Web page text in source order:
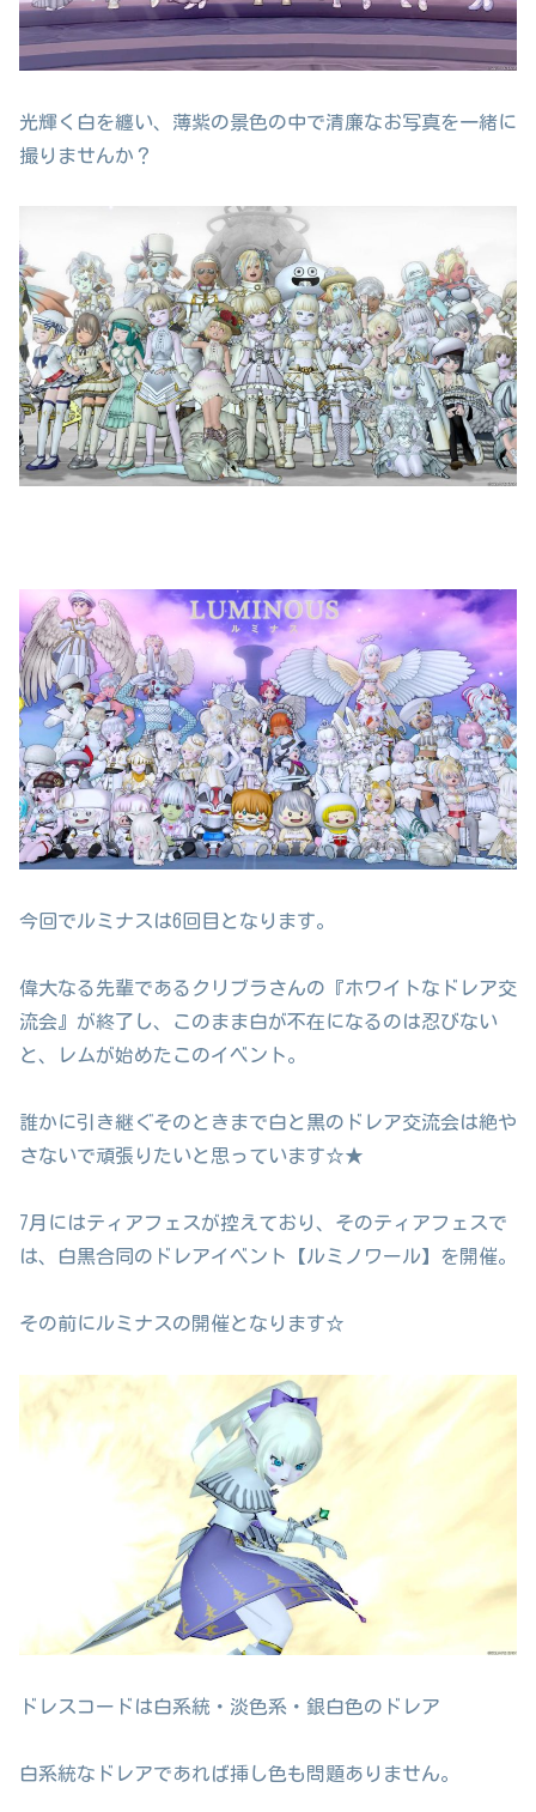
光輝く白を纏い、薄紫の景色の中で清廉なお写真を一緒に
撮りませんか？
今回でルミナスは6回目となります。
偉大なる先輩であるクリブラさんの『ホワイトなドレア交
流会』が終了し、このまま白が不在になるのは忍びない
と、レムが始めたこのイベント。
誰かに引き継ぐそのときまで白と黒のドレア交流会は絶や
さないで頑張りたいと思っています☆★
7月にはティアフェスが控えており、そのティアフェスで
は、白黒合同のドレアイベント【ルミノワール】を開催。
その前にルミナスの開催となります☆
ドレスコードは白系統・淡色系・銀白色のドレア
白系統なドレアであれば挿し色も問題ありません。